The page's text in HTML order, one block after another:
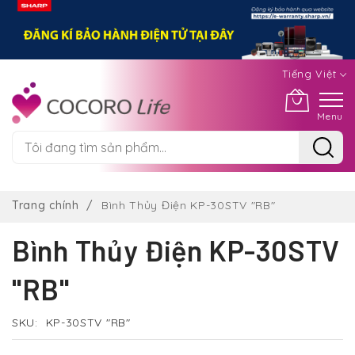
Tiếng Việt
Menu
nộiTrang chính Bình Thủy Điện KP-30STV "RB"
Bình Thủy Điện KP-30STV
"RB"
SKU KP-30STV "RB"